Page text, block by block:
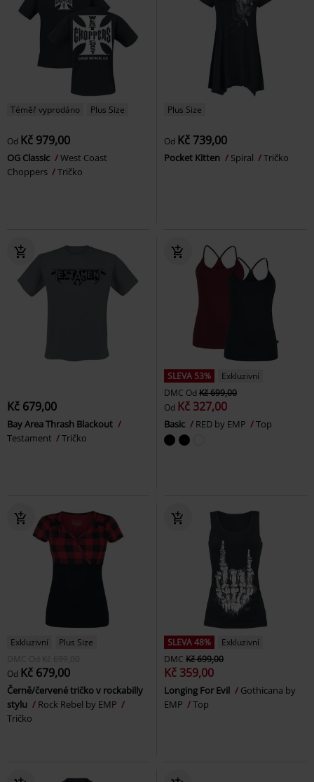
Téměř vyprodáno Plus Size
Od Kč 979,00
OG Classic
West Coast
Choppers
Tričko
Plus Size
Od Kč 739,00
Pocket Kitten Spiral Tričko
Kč 679,00
Bay Area Thrash Blackout
Testament
Tričko
SLEVA 53%
Exkluzivní
DMC Od Kč 699,00
Od Kč 327,00
Basic RED by EMP Top
Exkluzivní
Plus Size
DMC Od Kč 699,00
Od Kč 679,00
Černě/červené tričko v rockabilly
stylu
Rock Rebel by EMP
Tričko
SLEVA 48%
Exkluzivní
DMC Kč 699,00
Kč 359,00
Longing For Evil
Gothicana by
EMP
Top